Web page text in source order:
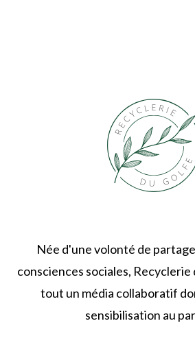
Née d'une volonté de
consciences sociales,
tout un média collaboratif
sensibilisation au